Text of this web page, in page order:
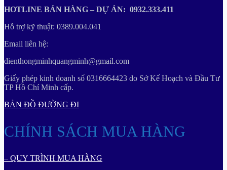
HOTLINE BÁN HÀNG – DỰ ÁN: 0932.333.411
Hỗ trợ kỹ thuật: 0389.004.041
Email liên hệ:
dienthongminhquangminh@gmail.com
Giấy phép kinh doanh số 0316664423 do Sở Kế Hoạch và Đầu Tư
TP Hồ Chí Minh cấp.
BẢN ĐỒ ĐƯỜNG ĐI
CHÍNH SÁCH MUA HÀNG
– QUY TRÌNH MUA HÀNG